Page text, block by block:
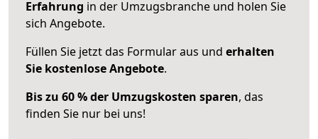
Erfahrung in der Umzugsbranche und holen Sie
sich Angebote.
Füllen Sie jetzt das Formular aus und erhalten
Sie kostenlose Angebote.
Bis zu 60 % der Umzugskosten sparen, das
finden Sie nur bei uns!